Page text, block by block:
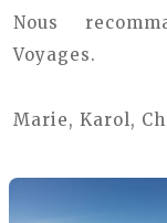
Nous
Voyages.
Marie, Karol,